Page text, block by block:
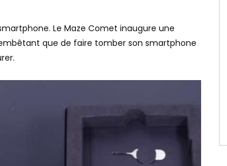
Le Maze Comet inaugure une
que de faire tomber son smartphone